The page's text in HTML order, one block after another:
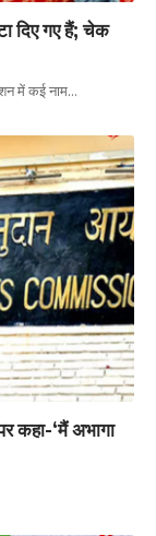
दिए गए हैं; चेक
में कई नाम…
कहा-‘मैं अभागा